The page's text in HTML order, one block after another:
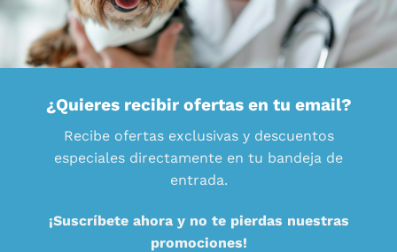
¿Quieres recibir ofertas en tu email?
Recibe ofertas exclusivas y descuentos
especiales directamente en tu bandeja de
entrada.
¡Suscríbete ahora y no te pierdas nuestras
promociones!